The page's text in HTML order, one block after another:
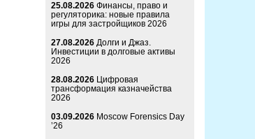
25.08.2026 Финансы, право и
регуляторика: новые правила
игры для застройщиков 2026
27.08.2026 Долги и Джаз.
Инвестиции в долговые активы
2026
28.08.2026 Цифровая
трансформация казначейства
2026
03.09.2026 Moscow Forensics Day
’26